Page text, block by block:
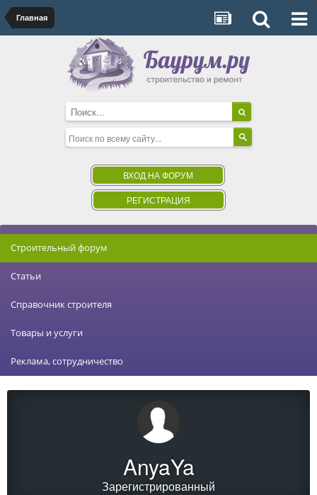
Главная
ВХОД НА ФОРУМ
РЕГИСТРАЦИЯ
Строительный форум
Статьи
Справочник строителя
Товары и услуги
Реклама, сотрудничество
AnyaYa
Зарегистрированный